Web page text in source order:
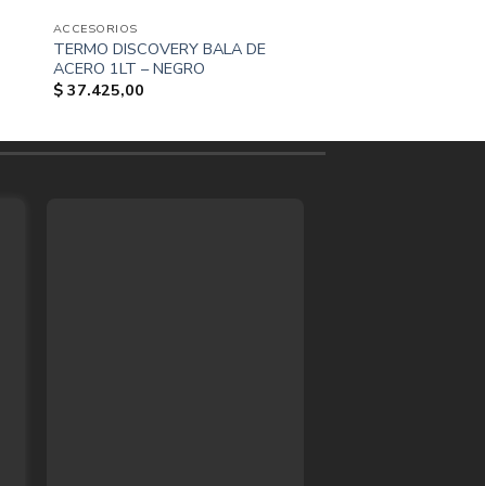
ACCESORIOS
TERMO DISCOVERY BALA DE
ACERO 1LT – NEGRO
$37.425,00